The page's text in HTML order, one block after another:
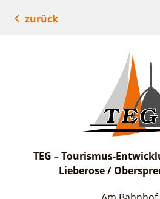
zurück
TEG – Tourismus-
Lieberose /